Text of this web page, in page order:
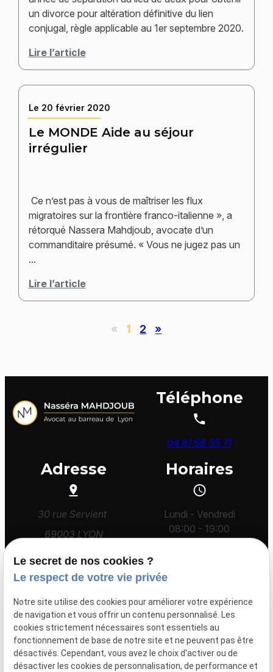
un divorce pour altération définitive du lien
conjugal, règle applicable au 1er septembre 2020.
Lire l’article
Le 20 février 2020
Le MONDE Aide au séjour
irrégulier
Ce n’est pas à vous de maîtriser les flux
migratoires sur la frontière franco-italienne », a
rétorqué Nassera Mahdjoub, avocate d’un
commanditaire présumé. « Vous ne jugez pas un
...
Lire l’article
« 1 2 »
Téléphone
04 81 68 35 71
Adresse
30 rue Servient
69003 LYON
Horaires
Lundi - Vendredi
08:00 - 19:00
Accueil Avocat Honoraires
Pland d'accès
Mentions légales
SIRET :
Le secret de nos cookies ?
Le respect de votre vie privée
Notre site utilise des cookies pour améliorer votre expérience
de navigation et vous offrir un contenu personnalisé. Les
cookies strictement nécessaires sont essentiels au
fonctionnement de base de notre site et ne peuvent pas être
désactivés. Cependant, vous avez le choix d'activer ou de
désactiver les cookies de personnalisation, de performance et